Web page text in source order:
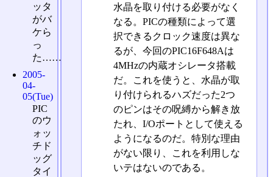
水晶を取り付ける必要がなく
なる。PICの種類によって選
択できるクロック速度は異な
るが、今回のPIC16F648Aは
4MHzの内蔵オシレータ搭載
だ。これを使うと、水晶が取
り付けられるハズだった2つ
のピンはその呪縛から解き放
たれ、I/Oポートとして使える
ようになるのだ。特別な理由
がない限り、これを利用しな
いテはないのである。
ッタ
がバ
ケら
っ
た……
2005-
04-
05(Tue)
PIC
のウ
ォッ
チド
ッグ
タイ